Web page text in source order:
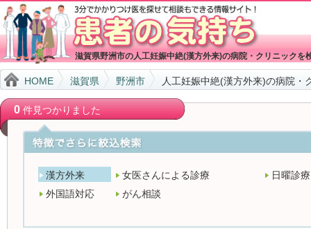
滋賀県野洲市の人工妊娠中絶(漢方外来)の病院・クリニックを
HOME 滋賀県 野洲市 人工妊娠中絶(漢方外来)の病院・
0件見つかりました
漢方外来 女医さんによる診療
日曜診療
外国語対応
がん相談